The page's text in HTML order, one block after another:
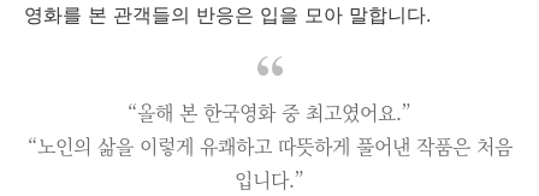
영화를 본 관객들의 반응은 입을 모아 말합니다.
“올해 본 한국영화 중 최고였어요.”
“노인의 삶을 이렇게 유쾌하고 따뜻하게 풀어낸 작품은 처음
입니다.”